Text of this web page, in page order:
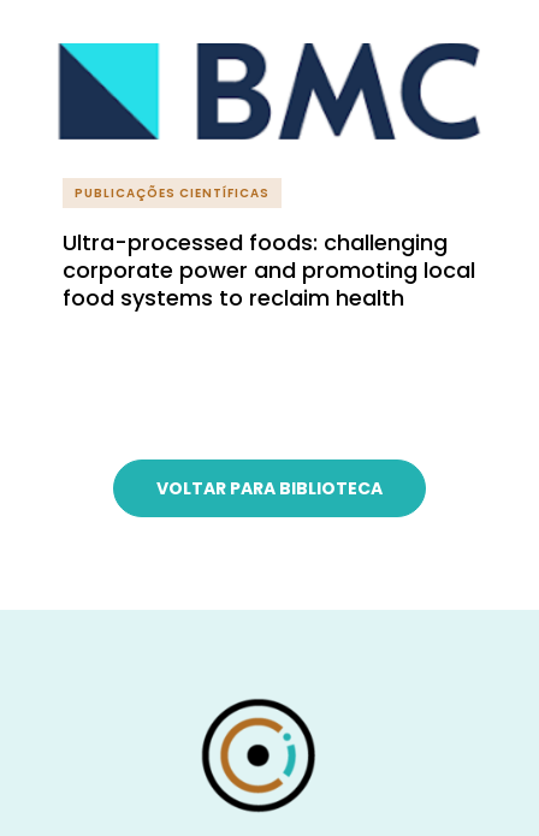
PUBLICAÇÕES CIENTÍFICAS
Ultra-processed foods: challenging
corporate power and promoting local
food systems to reclaim health
VOLTAR PARA BIBLIOTECA